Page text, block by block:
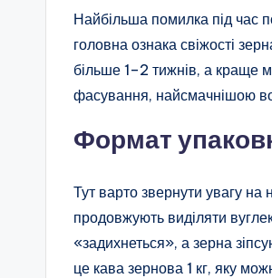
Найбільша помилка під час
головна ознака свіжості
більше 1–2 тижнів, а краще
фасування, найсмачнішою
Формат
Тут варто звернути увагу
продовжують виділяти
«задихнеться», а зерна
це кава зернова 1 кг, яку